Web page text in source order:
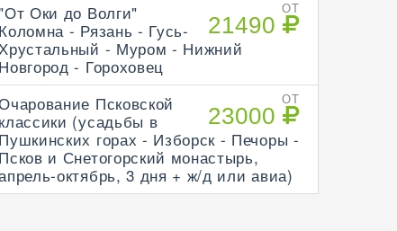
ОТ
21490
Оки до Волги"
Коломна - Рязань - Гусь-
- Муром - Нижний
Новгород - Гороховец
ОТ
23000
Псковской
классики (усадьбы в
Пушкинских горах - Изборск - Печоры -
Псков и Снетогорский монастырь,
октябрь, 3 дня + ж/д или авиа)